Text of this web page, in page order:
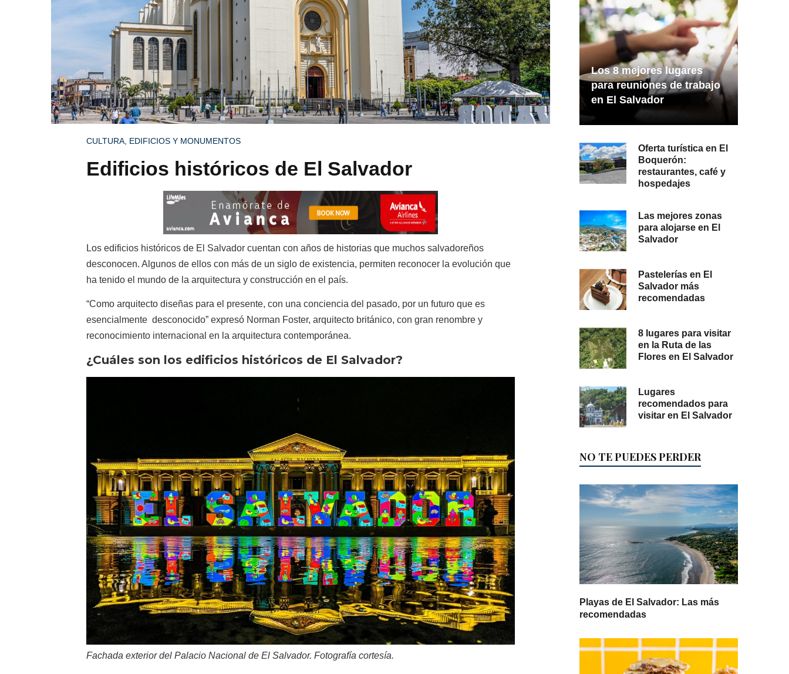
CULTURA EDIFICIOS Y MONUMENTOS
Edificios históricos de El Salvador
Los edificios históricos de El Salvador cuentan con años de historias que muchos salvadoreños
desconocen. Algunos de ellos con más de un siglo de existencia, permiten reconocer la evolución que
ha tenido el mundo de la arquitectura y construcción en el país.
“Como arquitecto diseñas para el presente, con una conciencia del pasado, por un futuro que es
esencialmente desconocido” expresó Norman Foster, arquitecto británico, con gran renombre y
reconocimiento internacional en la arquitectura contemporánea.
¿Cuáles son los edificios históricos de El Salvador?
Fachada exterior del Palacio Nacional de El Salvador. Fotografía cortesía.
Los 8 mejores lugares
para reuniones de trabajo
en El Salvador
Oferta turística en El
Boquerón:
restaurantes, café y
hospedajes
Las mejores zonas
para alojarse en El
Salvador
Pastelerías en El
Salvador más
recomendadas
8 lugares para visitar
en la Ruta de las
Flores en El Salvador
Lugares
recomendados para
visitar en El Salvador
NO TE PUEDES PERDER
Playas de El Salvador: Las más
recomendadas